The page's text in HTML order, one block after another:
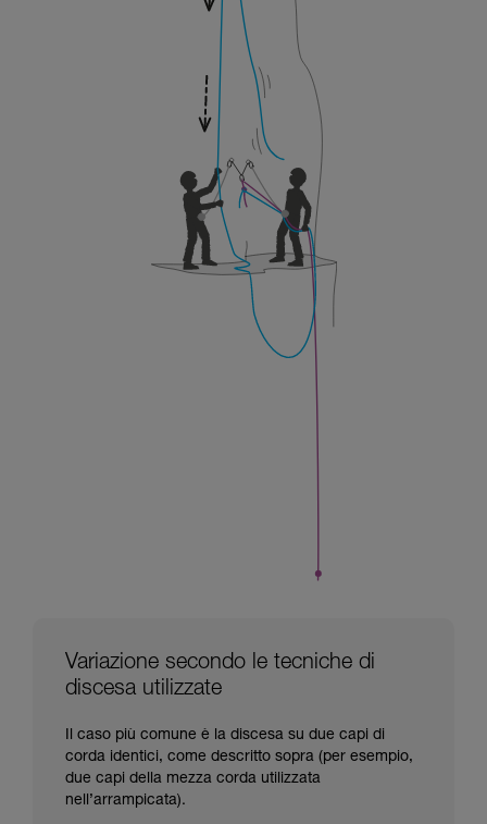
Variazione secondo le tecniche di
discesa utilizzate
Il caso più comune è la discesa su due capi di
corda identici, come descritto sopra (per esempio,
due capi della mezza corda utilizzata
nell’arrampicata).